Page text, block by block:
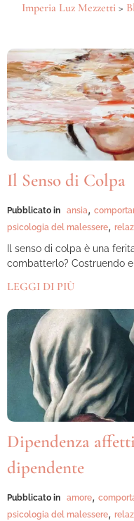
Imperia Luz Mezzetti >
Il Senso di Colpa
Pubblicato in ansia,
psicologia del malessere,
Il senso di colpa è una
combatterlo? Costruendo
LEGGI DI PIÙ
Dipendenza
dipendente
Pubblicato in amore,
psicologia del malessere,